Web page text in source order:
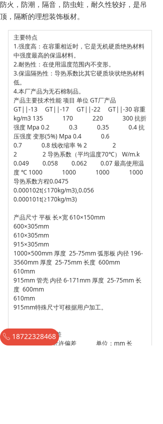
防火，防潮，隔音，防虫蛀，耐久性较好，是吊
顶，隔断的理想装饰板材。
主要特点
1.强度高：在容重相近时，它是无机硬质绝热材料
中强度最高的保温材料。
2.耐热性：在使用温度范围内不变形。
3.保温隔热性：导热系数比其它硬质块状绝热材料
低。
4.本厂产品为无石棉制品。
产品主要技术性能 项目 单位 GT厂产品
GT||-13 GT||-17 GT||-22 GT||-30 容重
kg/m3 135 170 220 300 抗折
强度 Mpa 0.2 0.3 0.35 0.4 抗
压强度 变形(5%) Mpa 0.4 0.6
0.7 0.8 线收缩率 % 2 2
2 2 导热系数（平均温度70℃） W/m.k
0.049 0.058 0.062 0.07 最高使用温
度 ℃ 1000 1000 1000 1000
导热系数方程0.0475
0.000102t(≤170kg/m3),0.056
0.000101t(≥170kg/m3)
产品尺寸 平板 长×宽 610×150mm
600×305mm
610×305mm
915×305mm
1000×500mm 厚度 25-75mm 弧形板 内径 196-
3560mm 厚度 25-75mm 长度 600mm
610mm
915mm 管壳 内径 6-171mm 厚度 25-75mm 长
度 600mm
610mm
915mm特殊尺寸可根据用户加工。
外形尺寸允许误差
项目 规格 尺寸允许偏差 单位：mm 长
ꂅ 18722328468